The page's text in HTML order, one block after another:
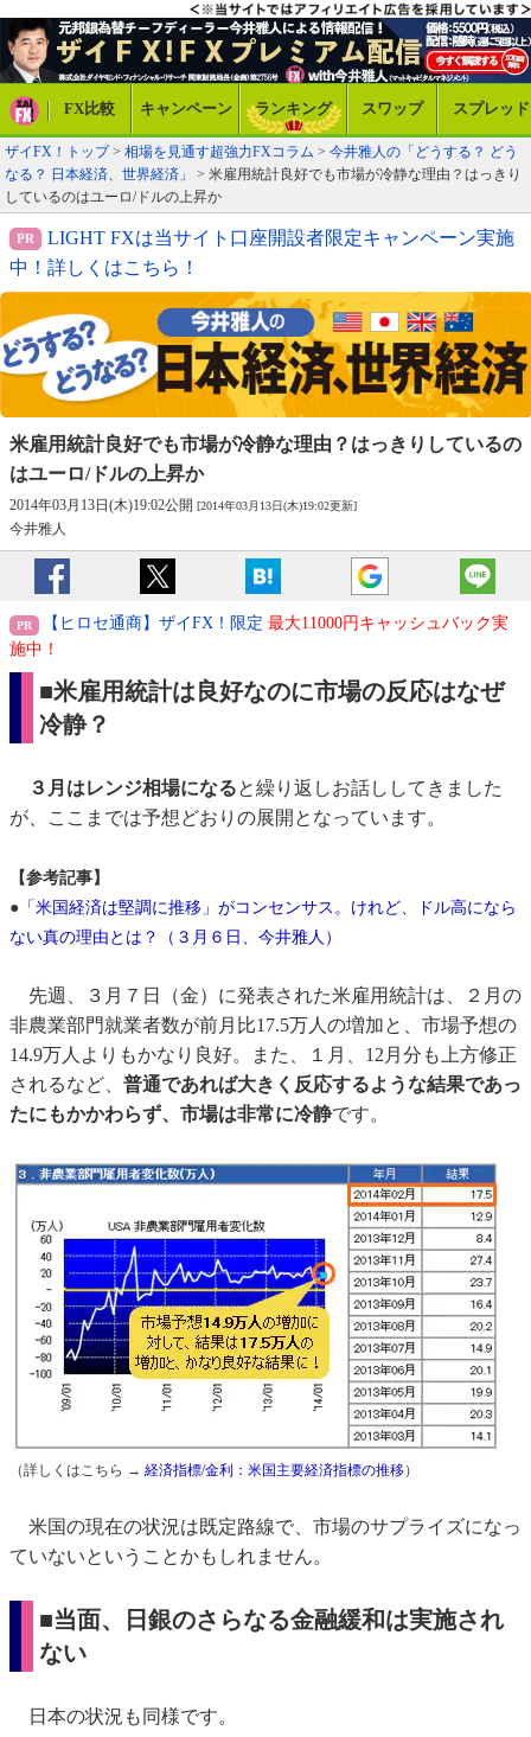
FX比較 キャンペーン ランキング スワップ スプレッド
ザイFX！トップ> 相場を見通す超強力FXコラム > 今井雅人の「どうする？ どう
なる？ 日本経済、世界経済」
> 米雇用統計良好でも市場が冷静な理由？はっきり
しているのはユーロ/ドルの上昇か
LIGHT FXは当サイト口座開設者限定キャンペーン実施
中！詳しくはこちら！
米雇用統計良好でも市場が冷静な理由？ はっきりしているの
はユーロ/ドルの上昇か
2014年03月13日(木)19:02公開 [2014年03月13日(木)19:02更新]
今井雅人
【ヒロセ通商】ザイFX！限定 最大11000円キャッシュバック実
施中！
■米雇用統計は良好なのに市場の反応はなぜ
冷静？
３月はレンジ相場になると繰り返しお話ししてきました
が、ここまでは予想どおりの展開となっています。
【参考記事】
● 「米国経済は堅調に推移」がコンセンサス。けれど、ドル高になら
ない真の理由とは？（３月６日、今井雅人）
先週、３月７日（金）に発表された米雇用統計は、２月の
非農業部門就業者数が前月比17.5万人の増加と、市場予想の
14.9万人よりもかなり良好。また、１月、12月分も上方修正
されるなど、 普通であれば大きく反応するような結果であっ
たにもかかわらず、市場は非常に冷静です。
（詳しくはこちら → 経済指標/金利：米国主要経済指標の推移）
米国の現在の状況は既定路線で、市場のサプライズになっ
ていないということかもしれません。
■当面、日銀のさらなる金融緩和は実施され
ない
日本の状況も同様です。